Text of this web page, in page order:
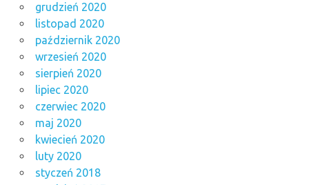
grudzień 2020
listopad 2020
październik 2020
wrzesień 2020
sierpień 2020
lipiec 2020
czerwiec 2020
maj 2020
kwiecień 2020
luty 2020
styczeń 2018